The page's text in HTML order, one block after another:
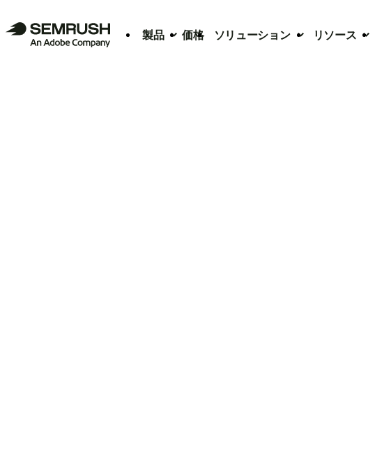
製品 価格 ソリューション リソース